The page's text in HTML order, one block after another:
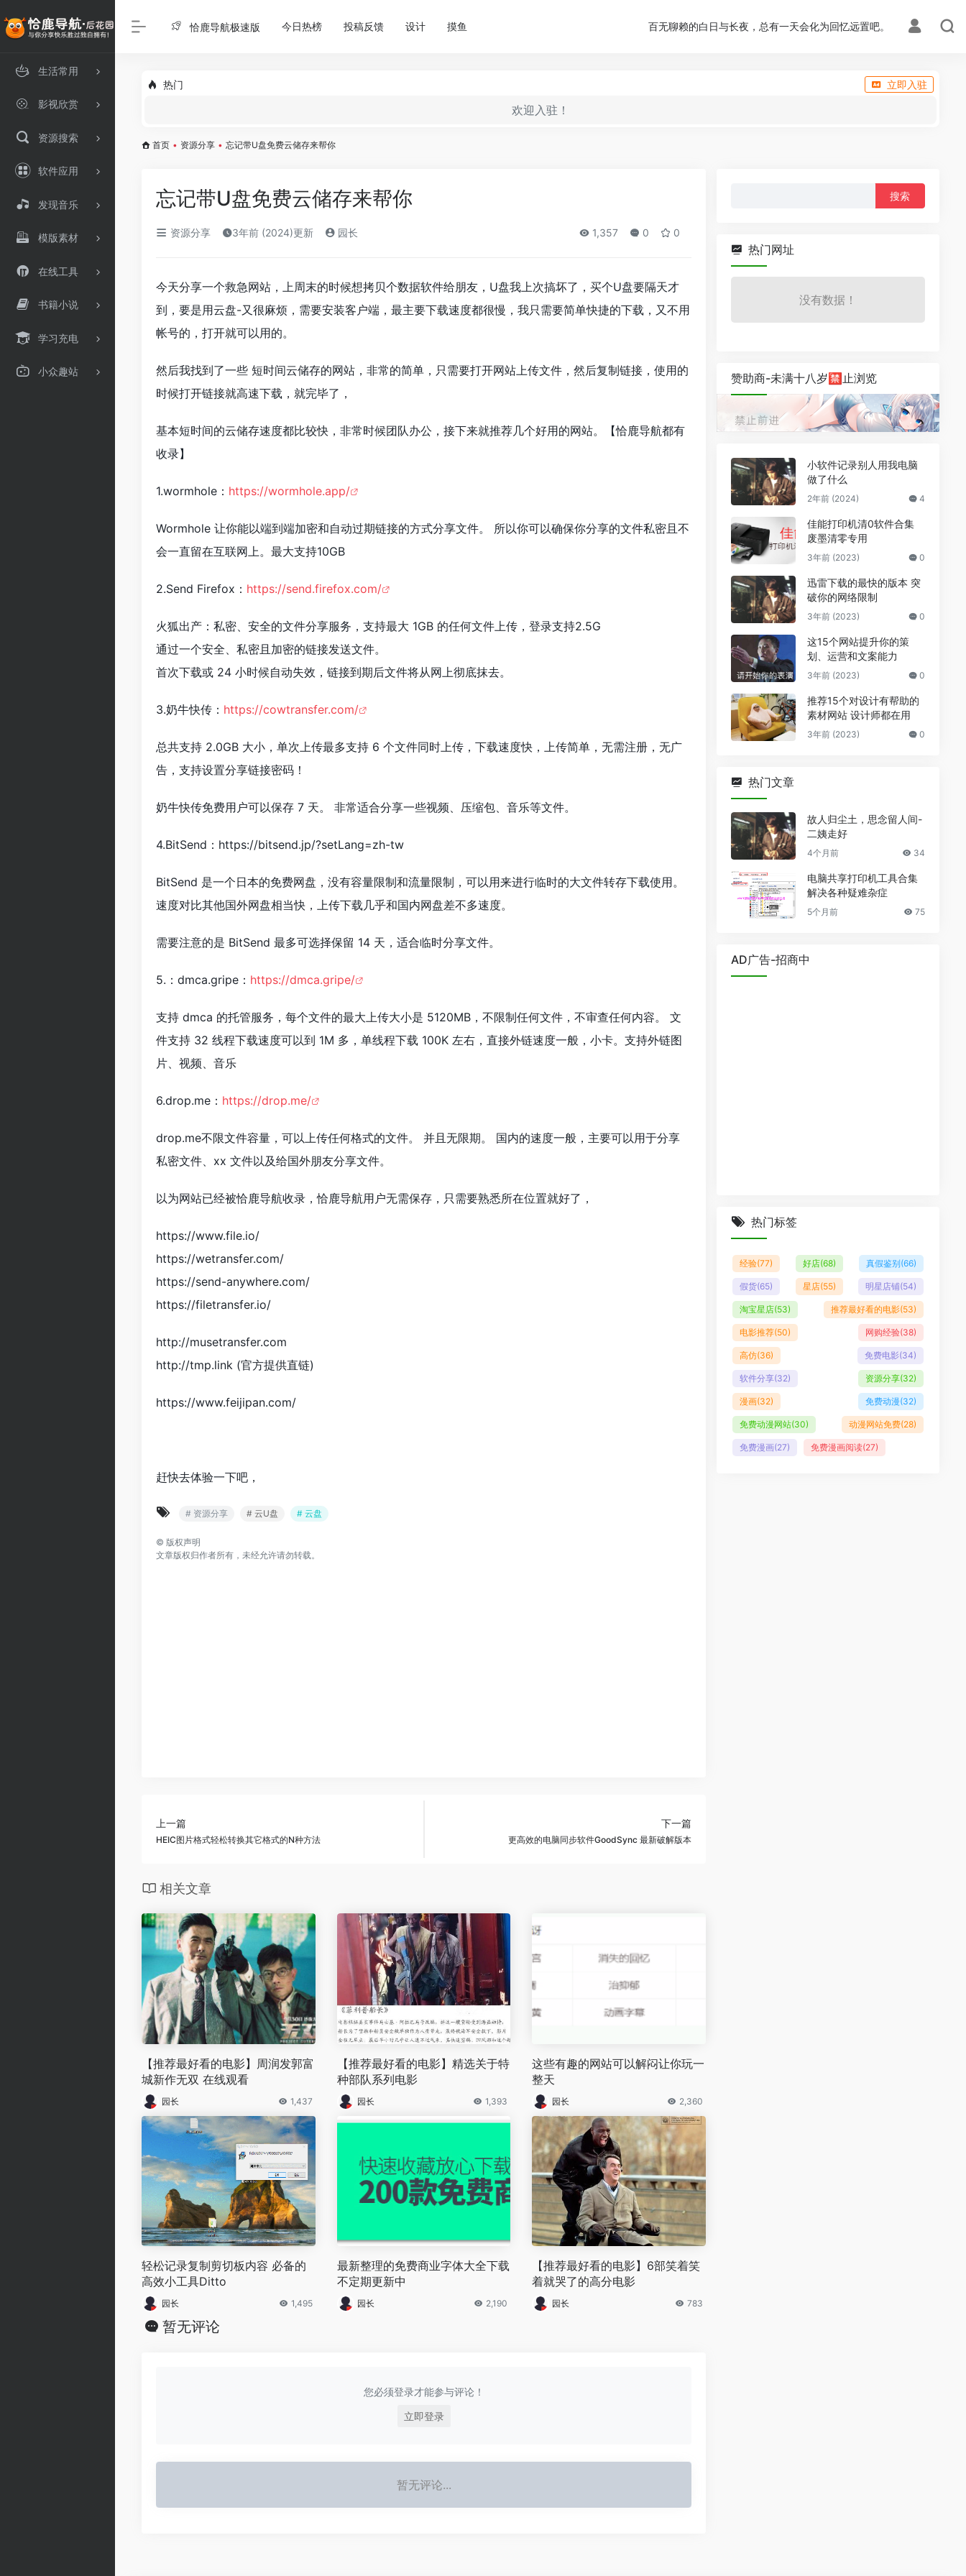
生活常用
影视欣赏
资源搜索
软件应用
发现音乐
模版素材
在线工具
书籍小说
学习充电
小众趣站
恰鹿导航极速版 今日热榜 投稿反馈 设计 摸鱼 百无聊赖的白日与长夜，总有一天会化为回忆远置吧。
热门 立即入驻
欢迎入驻！
首页 • 资源分享 • 忘记带U盘免费云储存来帮你
忘记带U盘免费云储存来帮你
资源分享 3年前 (2024)更新 园长 1,357 0 0
今天分享一个救急网站，上周末的时候想拷贝个数据软件给朋友，U盘我上次搞坏了，买个U盘要隔天才
到，要是用云盘-又很麻烦，需要安装客户端，最主要下载速度都很慢，我只需要简单快捷的下载，又不用
帐号的，打开就可以用的。
然后我找到了一些 短时间云储存的网站，非常的简单，只需要打开网站上传文件，然后复制链接，使用的
时候打开链接就高速下载，就完毕了，
基本短时间的云储存速度都比较快，非常时候团队办公，接下来就推荐几个好用的网站。【恰鹿导航都有
收录】
1.wormhole： https://wormhole.app/
Wormhole 让你能以端到端加密和自动过期链接的方式分享文件。 所以你可以确保你分享的文件私密且不
会一直留在互联网上。最大支持10GB
2.Send Firefox： https://send.firefox.com/
火狐出产：私密、安全的文件分享服务，支持最大 1GB 的任何文件上传，登录支持2.5G
通过一个安全、私密且加密的链接发送文件。
首次下载或 24 小时候自动失效，链接到期后文件将从网上彻底抹去。
3.奶牛快传： https://cowtransfer.com/
总共支持 2.0GB 大小，单次上传最多支持 6 个文件同时上传，下载速度快，上传简单，无需注册，无广
告，支持设置分享链接密码！
奶牛快传免费用户可以保存 7 天。 非常适合分享一些视频、压缩包、音乐等文件。
4.BitSend：https://bitsend.jp/?setLang=zh-tw
BitSend 是一个日本的免费网盘，没有容量限制和流量限制，可以用来进行临时的大文件转存下载使用。
速度对比其他国外网盘相当快，上传下载几乎和国内网盘差不多速度。
需要注意的是 BitSend 最多可选择保留 14 天，适合临时分享文件。
5.：dmca.gripe： https://dmca.gripe/
支持 dmca 的托管服务，每个文件的最大上传大小是 5120MB，不限制任何文件，不审查任何内容。 文
件支持 32 线程下载速度可以到 1M 多，单线程下载 100K 左右，直接外链速度一般，小卡。支持外链图
片、视频、音乐
6.drop.me： https://drop.me/
drop.me不限文件容量，可以上传任何格式的文件。 并且无限期。 国内的速度一般，主要可以用于分享
私密文件、xx 文件以及给国外朋友分享文件。
以为网站已经被恰鹿导航收录，恰鹿导航用户无需保存，只需要熟悉所在位置就好了，
https://www.file.io/
https://wetransfer.com/
https://send-anywhere.com/
https://filetransfer.io/
http://musetransfer.com
http://tmp.link (官方提供直链)
https://www.feijipan.com/
赶快去体验一下吧，
# 资源分享 # 云U盘 # 云盘
© 版权声明
文章版权归作者所有，未经允许请勿转载。
上一篇
HEIC图片格式轻松转换其它格式的N种方法
下一篇
更高效的电脑同步软件GoodSync 最新破解版本
相关文章
【推荐最好看的电影】周润发郭富
城新作无双 在线观看
园长 1,437
【推荐最好看的电影】精选关于特
种部队系列电影
园长 1,393
这些有趣的网站可以解闷让你玩一
整天
园长 2,360
轻松记录复制剪切板内容 必备的
高效小工具Ditto
园长 1,495
最新整理的免费商业字体大全下载
不定期更新中
园长 2,190
【推荐最好看的电影】6部笑着笑
着就哭了的高分电影
园长 783
暂无评论
您必须登录才能参与评论！
立即登录
暂无评论...
热门网址
没有数据！
赞助商-未满十八岁🈲止浏览
小软件记录别人用我电脑
做了什么
2年前 (2024) 4
佳能打印机清0软件合集
废墨清零专用
3年前 (2023) 0
迅雷下载的最快的版本 突
破你的网络限制
3年前 (2023) 0
这15个网站提升你的策
划、运营和文案能力
3年前 (2023) 0
推荐15个对设计有帮助的
素材网站 设计师都在用
3年前 (2023) 0
热门文章
故人归尘土，思念留人间-
二姨走好
4个月前 34
电脑共享打印机工具合集
解决各种疑难杂症
5个月前 75
AD广告-招商中
热门标签
经验(77) 好店(68) 真假鉴别(66)
假货(65) 星店(55) 明星店铺(54)
淘宝星店(53) 推荐最好看的电影(53)
电影推荐(50) 网购经验(38)
高仿(36) 免费电影(34)
软件分享(32) 资源分享(32)
漫画(32) 免费动漫(32)
免费动漫网站(30) 动漫网站免费(28)
免费漫画(27) 免费漫画阅读(27)